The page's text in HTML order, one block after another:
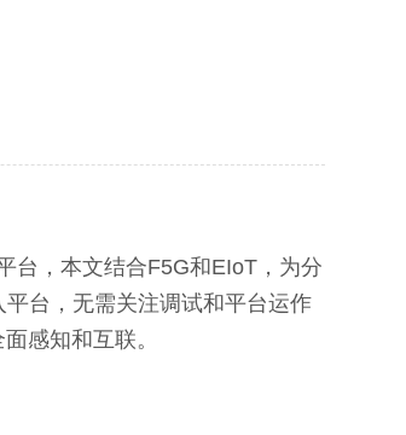
台，本文结合F5G和EIoT，为分
台，无需关注调试和平台运作
感知和互联。